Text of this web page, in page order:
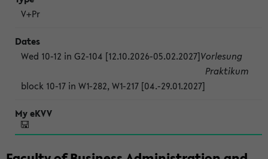
V+Pr
Wed 10-12 in G2-104 [12.10.2026-05.02.2027]Vorlesung
block 10-17 in W1-282, W1-217 [04.-29.01.2027]
Praktikum